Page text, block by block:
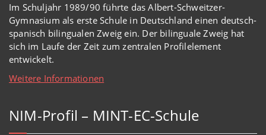
Im Schuljahr 1989/90 führte das Albert-Schweitzer-
Gymnasium als erste Schule in Deutschland einen deutsch-
spanisch bilingualen Zweig ein. Der bilinguale Zweig hat
sich im Laufe der Zeit zum zentralen Profilelement
entwickelt.
Weitere Informationen
NIM-Profil – MINT-EC-Schule